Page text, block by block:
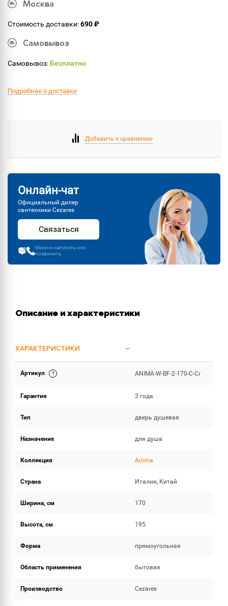
Москва
Стоимость доставки:690 ₽
Самовывоз
Самовывоз:Бесплатно
Подробнее о доставке
Добавить к сравнению
Онлайн-чат
Официальный дилер
сантехники Cezares
Связаться
Можно написать или
позвонить
Описание и характеристики
ХАРАКТЕРИСТИКИ
ОБЪЕМ ПОСТАВКИ
Артикул ANIMA-W-BF-2-170-C-Cr
Гарантия 3 года
Тип дверь душевая
Назначение для душа
Коллекция Anima
Страна Италия, Китай
Ширина, см 170
Высота, см 195
Форма прямоугольная
Область применения бытовая
Производство Cezares